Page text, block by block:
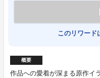
このリワー
概要
作品への愛着が深まる原作イ